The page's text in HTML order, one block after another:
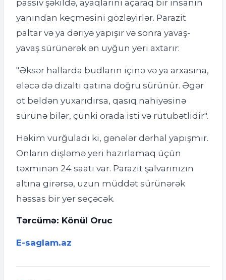
passiv şəkildə, ayaqlarını açaraq bir insanın
yanından keçməsini gözləyirlər. Parazit
paltar və ya dəriyə yapışır və sonra yavaş-
yavaş sürünərək ən uyğun yeri axtarır:
"Əksər hallarda budların içinə və ya arxasına,
eləcə də dizaltı qatına doğru sürünür. Əgər
ot beldən yuxarıdırsa, qasıq nahiyəsinə
sürünə bilər, çünki orada isti və rütubətlidir".
Həkim vurğuladı ki, gənələr dərhal yapışmır.
Onların dişləmə yeri hazırlamaq üçün
təxminən 24 saatı var. Parazit şalvarınızın
altına girərsə, uzun müddət sürünərək
həssas bir yer seçəcək.
Tərcümə: Könül Oruc
E-saglam.az